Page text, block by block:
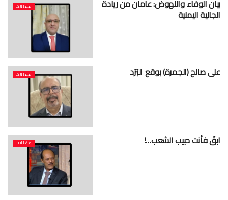
مقالات بيان الوفاء والنهوض: عامان من ريادة
الجالية اليمنية
مقالات على صالح (الجمرة) بوقع البَرَد
مقالات ابقَ فأنت حبيب الشعب…!